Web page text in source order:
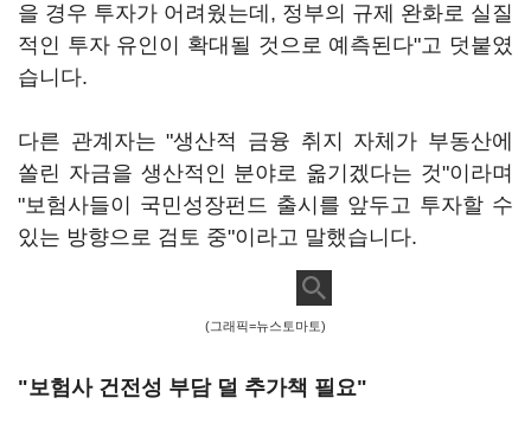
을 경우 투자가 어려웠는데, 정부의 규제 완화로 실질
적인 투자 유인이 확대될 것으로 예측된다"고 덧붙였
습니다.
다른 관계자는 "생산적 금융 취지 자체가 부동산에
쏠린 자금을 생산적인 분야로 옮기겠다는 것"이라며
"보험사들이 국민성장펀드 출시를 앞두고 투자할 수
있는 방향으로 검토 중"이라고 말했습니다.
(그래픽=뉴스토마토)
"보험사 건전성 부담 덜 추가책 필요"